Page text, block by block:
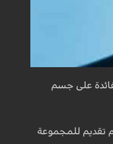
على جسم
ضمت كل مجموعة عددا من النساء والرجال الذين تتراوح أعمارهم بين 21-69 سنة. وتم تقديم للمجموعة